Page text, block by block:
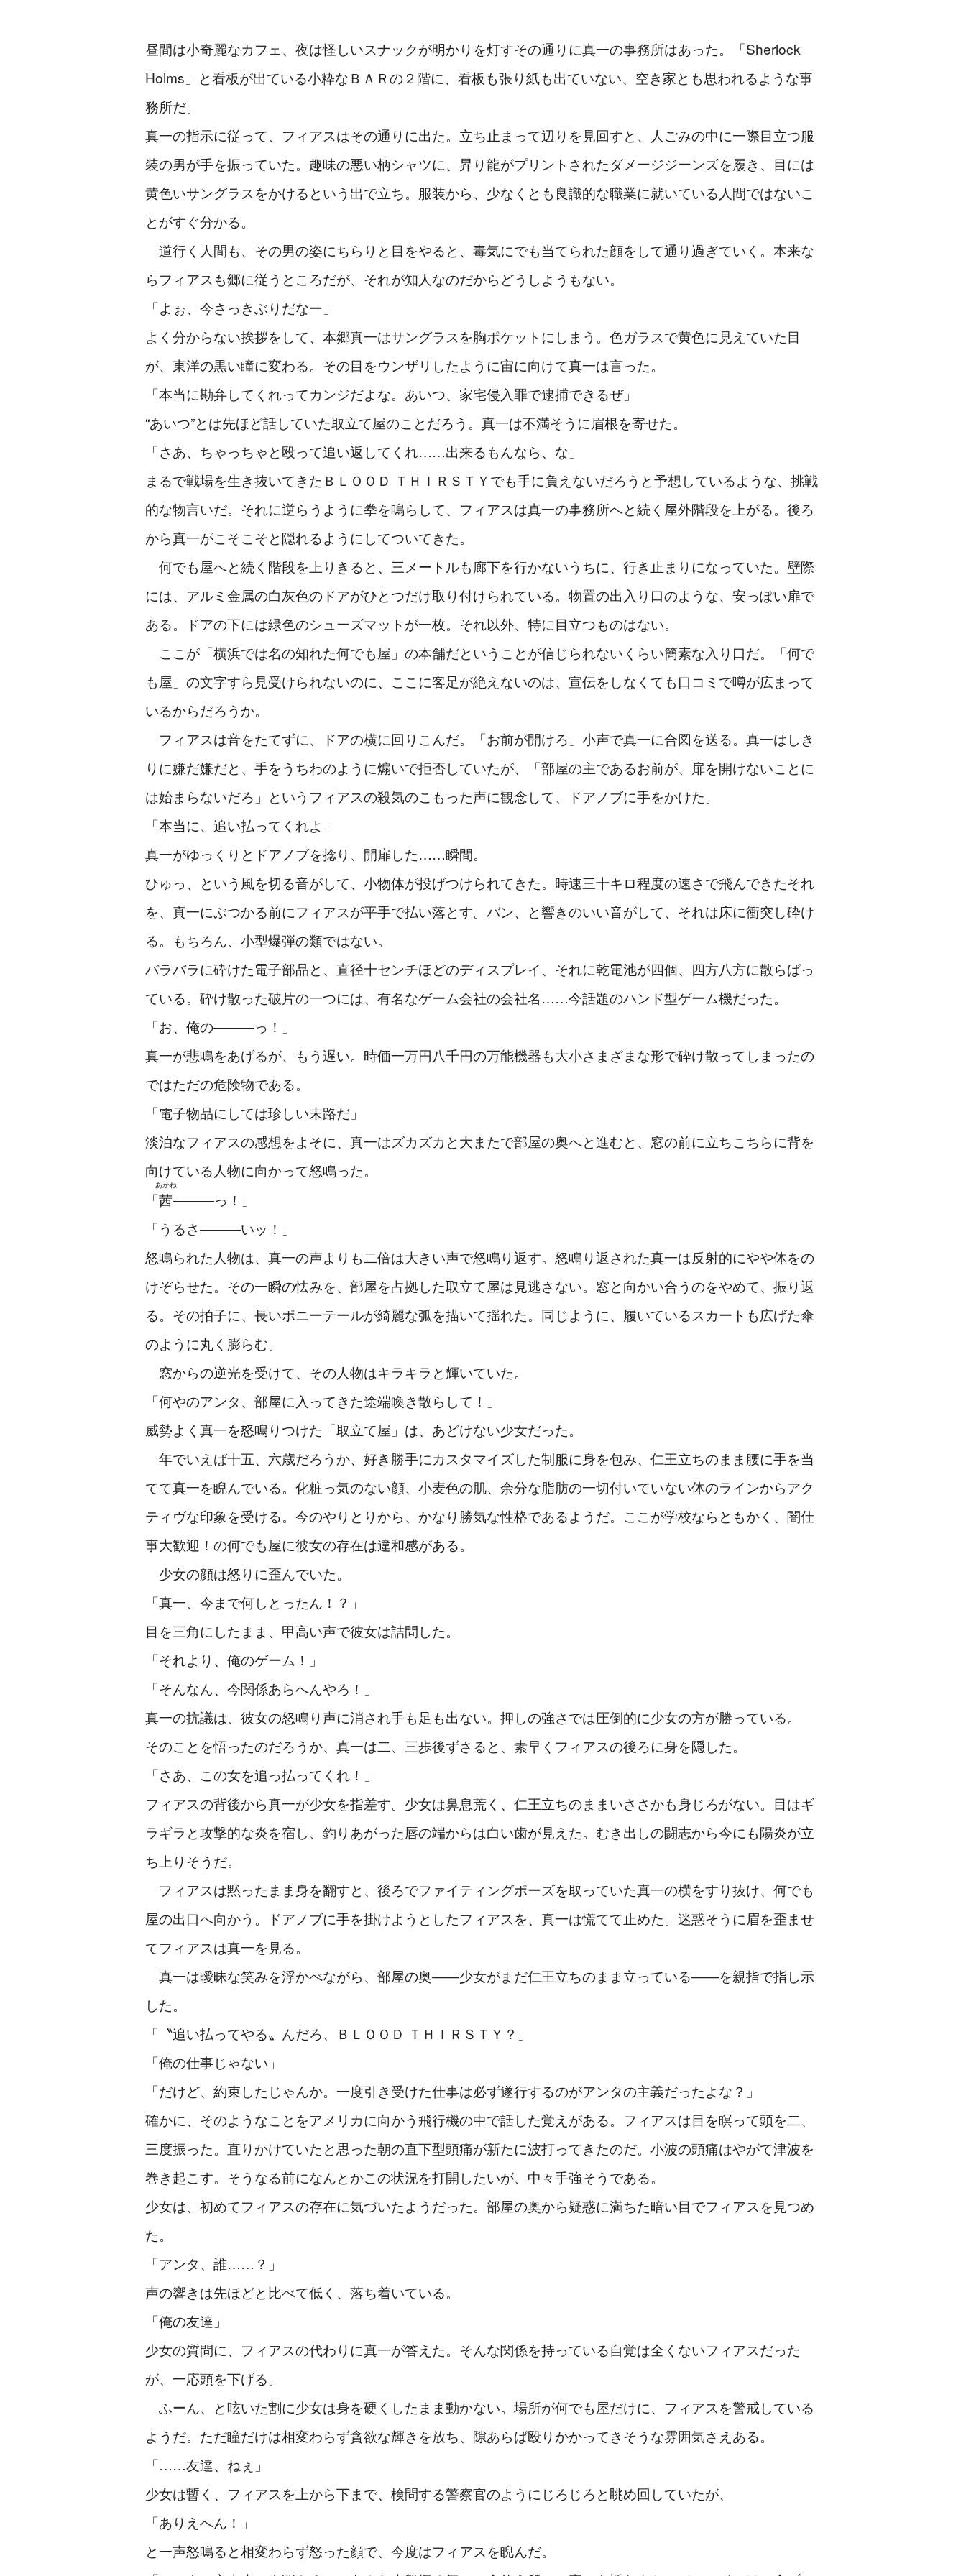
昼間は小奇麗なカフェ、夜は怪しいスナックが明かりを灯すその通りに真一の事務所はあった。「Sherlock
Holms」と看板が出ている小粋なＢＡＲの２階に、看板も張り紙も出ていない、空き家とも思われるような事
務所だ。
真一の指示に従って、フィアスはその通りに出た。立ち止まって辺りを見回すと、人ごみの中に一際目立つ服
装の男が手を振っていた。趣味の悪い柄シャツに、昇り龍がプリントされたダメージジーンズを履き、目には
黄色いサングラスをかけるという出で立ち。服装から、少なくとも良識的な職業に就いている人間ではないこ
とがすぐ分かる。
道行く人間も、その男の姿にちらりと目をやると、毒気にでも当てられた顔をして通り過ぎていく。本来な
らフィアスも郷に従うところだが、それが知人なのだからどうしようもない。
「よぉ、今さっきぶりだなー」
よく分からない挨拶をして、本郷真一はサングラスを胸ポケットにしまう。色ガラスで黄色に見えていた目
が、東洋の黒い瞳に変わる。その目をウンザリしたように宙に向けて真一は言った。
「本当に勘弁してくれってカンジだよな。あいつ、家宅侵入罪で逮捕できるぜ」
“あいつ”とは先ほど話していた取立て屋のことだろう。真一は不満そうに眉根を寄せた。
「さあ、ちゃっちゃと殴って追い返してくれ……出来るもんなら、な」
まるで戦場を生き抜いてきたＢＬＯＯＤ ＴＨＩＲＳＴＹでも手に負えないだろうと予想しているような、挑戦
的な物言いだ。それに逆らうように拳を鳴らして、フィアスは真一の事務所へと続く屋外階段を上がる。後ろ
から真一がこそこそと隠れるようにしてついてきた。
何でも屋へと続く階段を上りきると、三メートルも廊下を行かないうちに、行き止まりになっていた。壁際
には、アルミ金属の白灰色のドアがひとつだけ取り付けられている。物置の出入り口のような、安っぽい扉で
ある。ドアの下には緑色のシューズマットが一枚。それ以外、特に目立つものはない。
ここが「横浜では名の知れた何でも屋」の本舗だということが信じられないくらい簡素な入り口だ。「何で
も屋」の文字すら見受けられないのに、ここに客足が絶えないのは、宣伝をしなくても口コミで噂が広まって
いるからだろうか。
フィアスは音をたてずに、ドアの横に回りこんだ。「お前が開けろ」小声で真一に合図を送る。真一はしき
りに嫌だ嫌だと、手をうちわのように煽いで拒否していたが、「部屋の主であるお前が、扉を開けないことに
は始まらないだろ」というフィアスの殺気のこもった声に観念して、ドアノブに手をかけた。
「本当に、追い払ってくれよ」
真一がゆっくりとドアノブを捻り、開扉した……瞬間。
ひゅっ、という風を切る音がして、小物体が投げつけられてきた。時速三十キロ程度の速さで飛んできたそれ
を、真一にぶつかる前にフィアスが平手で払い落とす。バン、と響きのいい音がして、それは床に衝突し砕け
る。もちろん、小型爆弾の類ではない。
バラバラに砕けた電子部品と、直径十センチほどのディスプレイ、それに乾電池が四個、四方八方に散らばっ
ている。砕け散った破片の一つには、有名なゲーム会社の会社名……今話題のハンド型ゲーム機だった。
「お、俺の―――っ！」
真一が悲鳴をあげるが、もう遅い。時価一万円八千円の万能機器も大小さまざまな形で砕け散ってしまったの
ではただの危険物である。
「電子物品にしては珍しい末路だ」
淡泊なフィアスの感想をよそに、真一はズカズカと大またで部屋の奥へと進むと、窓の前に立ちこちらに背を
向けている人物に向かって怒鳴った。
「茜
あかね
―――っ！」
「うるさ―――いッ！」
怒鳴られた人物は、真一の声よりも二倍は大きい声で怒鳴り返す。怒鳴り返された真一は反射的にやや体をの
けぞらせた。その一瞬の怯みを、部屋を占拠した取立て屋は見逃さない。窓と向かい合うのをやめて、振り返
る。その拍子に、長いポニーテールが綺麗な弧を描いて揺れた。同じように、履いているスカートも広げた傘
のように丸く膨らむ。
窓からの逆光を受けて、その人物はキラキラと輝いていた。
「何やのアンタ、部屋に入ってきた途端喚き散らして！」
威勢よく真一を怒鳴りつけた「取立て屋」は、あどけない少女だった。
年でいえば十五、六歳だろうか、好き勝手にカスタマイズした制服に身を包み、仁王立ちのまま腰に手を当
てて真一を睨んでいる。化粧っ気のない顔、小麦色の肌、余分な脂肪の一切付いていない体のラインからアク
ティヴな印象を受ける。今のやりとりから、かなり勝気な性格であるようだ。ここが学校ならともかく、闇仕
事大歓迎！の何でも屋に彼女の存在は違和感がある。
少女の顔は怒りに歪んでいた。
「真一、今まで何しとったん！？」
目を三角にしたまま、甲高い声で彼女は詰問した。
「それより、俺のゲーム！」
「そんなん、今関係あらへんやろ！」
真一の抗議は、彼女の怒鳴り声に消され手も足も出ない。押しの強さでは圧倒的に少女の方が勝っている。
そのことを悟ったのだろうか、真一は二、三歩後ずさると、素早くフィアスの後ろに身を隠した。
「さあ、この女を追っ払ってくれ！」
フィアスの背後から真一が少女を指差す。少女は鼻息荒く、仁王立ちのままいささかも身じろがない。目はギ
ラギラと攻撃的な炎を宿し、釣りあがった唇の端からは白い歯が見えた。むき出しの闘志から今にも陽炎が立
ち上りそうだ。
フィアスは黙ったまま身を翻すと、後ろでファイティングポーズを取っていた真一の横をすり抜け、何でも
屋の出口へ向かう。ドアノブに手を掛けようとしたフィアスを、真一は慌てて止めた。迷惑そうに眉を歪ませ
てフィアスは真一を見る。
真一は曖昧な笑みを浮かべながら、部屋の奥――少女がまだ仁王立ちのまま立っている――を親指で指し示
した。
「〝追い払ってやる〟んだろ、ＢＬＯＯＤ ＴＨＩＲＳＴＹ？」
「俺の仕事じゃない」
「だけど、約束したじゃんか。一度引き受けた仕事は必ず遂行するのがアンタの主義だったよな？」
確かに、そのようなことをアメリカに向かう飛行機の中で話した覚えがある。フィアスは目を瞑って頭を二、
三度振った。直りかけていたと思った朝の直下型頭痛が新たに波打ってきたのだ。小波の頭痛はやがて津波を
巻き起こす。そうなる前になんとかこの状況を打開したいが、中々手強そうである。
少女は、初めてフィアスの存在に気づいたようだった。部屋の奥から疑惑に満ちた暗い目でフィアスを見つめ
た。
「アンタ、誰……？」
声の響きは先ほどと比べて低く、落ち着いている。
「俺の友達」
少女の質問に、フィアスの代わりに真一が答えた。そんな関係を持っている自覚は全くないフィアスだった
が、一応頭を下げる。
ふーん、と呟いた割に少女は身を硬くしたまま動かない。場所が何でも屋だけに、フィアスを警戒している
ようだ。ただ瞳だけは相変わらず貪欲な輝きを放ち、隙あらば殴りかかってきそうな雰囲気さえある。
「……友達、ねぇ」
少女は暫く、フィアスを上から下まで、検問する警察官のようにじろじろと眺め回していたが、
「ありえへん！」
と一声怒鳴ると相変わらず怒った顔で、今度はフィアスを睨んだ。